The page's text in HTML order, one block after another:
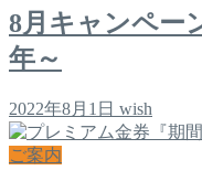
8月キャンペー
年～
2022年8月1日 wish
ご案内